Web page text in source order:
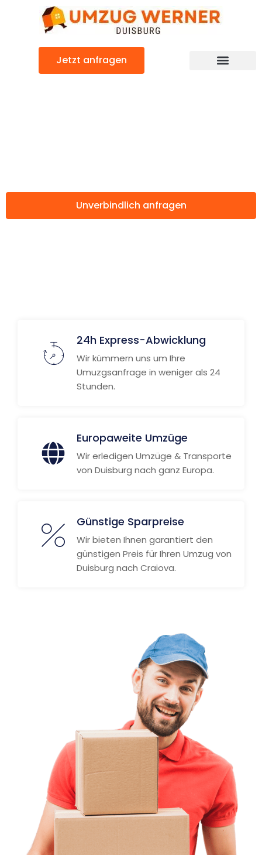
Jetzt anfragen
Unverbindlich anfragen
24h Express-Abwicklung
Wir kümmern uns um Ihre
Umuzgsanfrage in weniger als 24
Stunden.
Europaweite Umzüge
Wir erledigen Umzüge & Transporte
von Duisburg nach ganz Europa.
Günstige Sparpreise
Wir bieten Ihnen garantiert den
günstigen Preis für Ihren Umzug von
Duisburg nach Craiova.